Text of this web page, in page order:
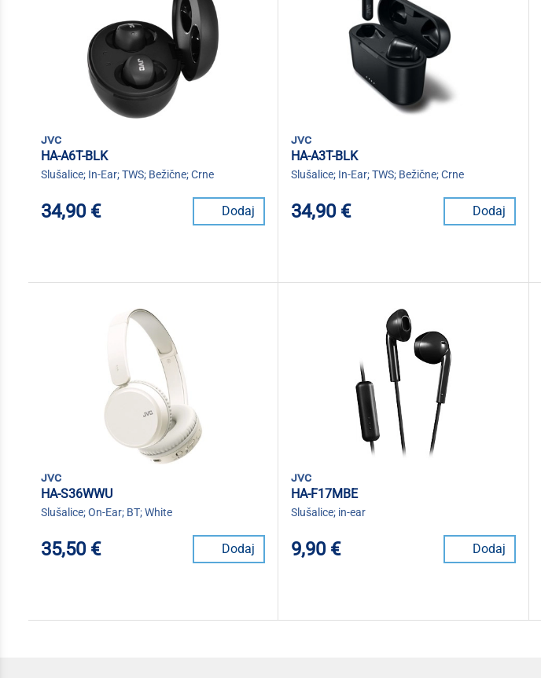
jvc
HA-A6T-BLK
Slušalice; In-Ear; TWS; Bežične; Crne
34,90 € Dodaj
jvc
HA-A3T-BLK
Slušalice; In-Ear; TWS; Bežične; Crne
34,90 € Dodaj
jvc
HA-S36WWU
Slušalice; On-Ear; BT; White
35,50 € Dodaj
jvc
HA-F17MBE
Slušalice; in-ear
9,90 € Dodaj